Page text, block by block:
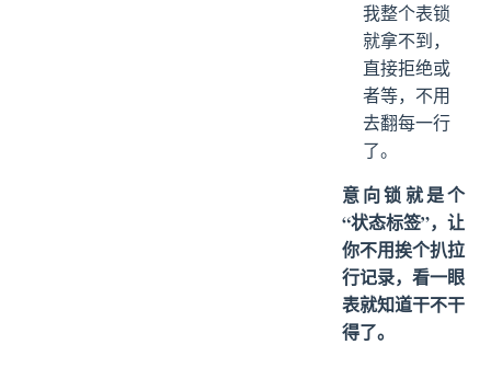
我整个表锁
就拿不到，
直接拒绝或
者等，不用
去翻每一行
了。
意向锁就是个
“状态标签”，让
你不用挨个扒拉
行记录，看一眼
表就知道干不干
得了。